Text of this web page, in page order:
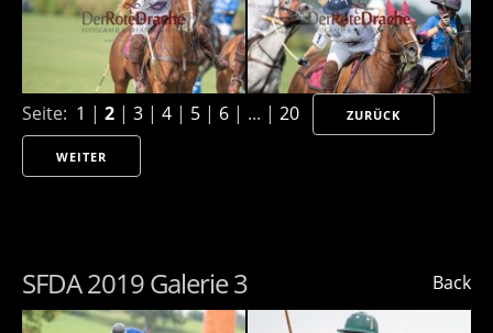
Seite: 1 | 2 | 3 | 4 | 5 | 6 | ... | 20 ZURÜCK
WEITER
Back
SFDA 2019 Galerie 3